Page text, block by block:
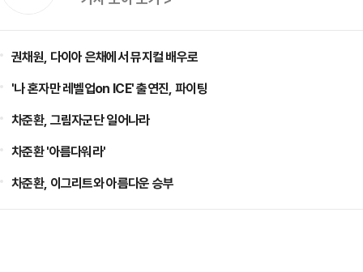
권채원, 다이아 은채에서 뮤지컬 배우로
'나 혼자만 레벨업on ICE' 출연진, 파이팅
차준환, 그림자군단 일어나라
차준환 '아름다워라'
차준환, 이그리트와 아름다운 승부